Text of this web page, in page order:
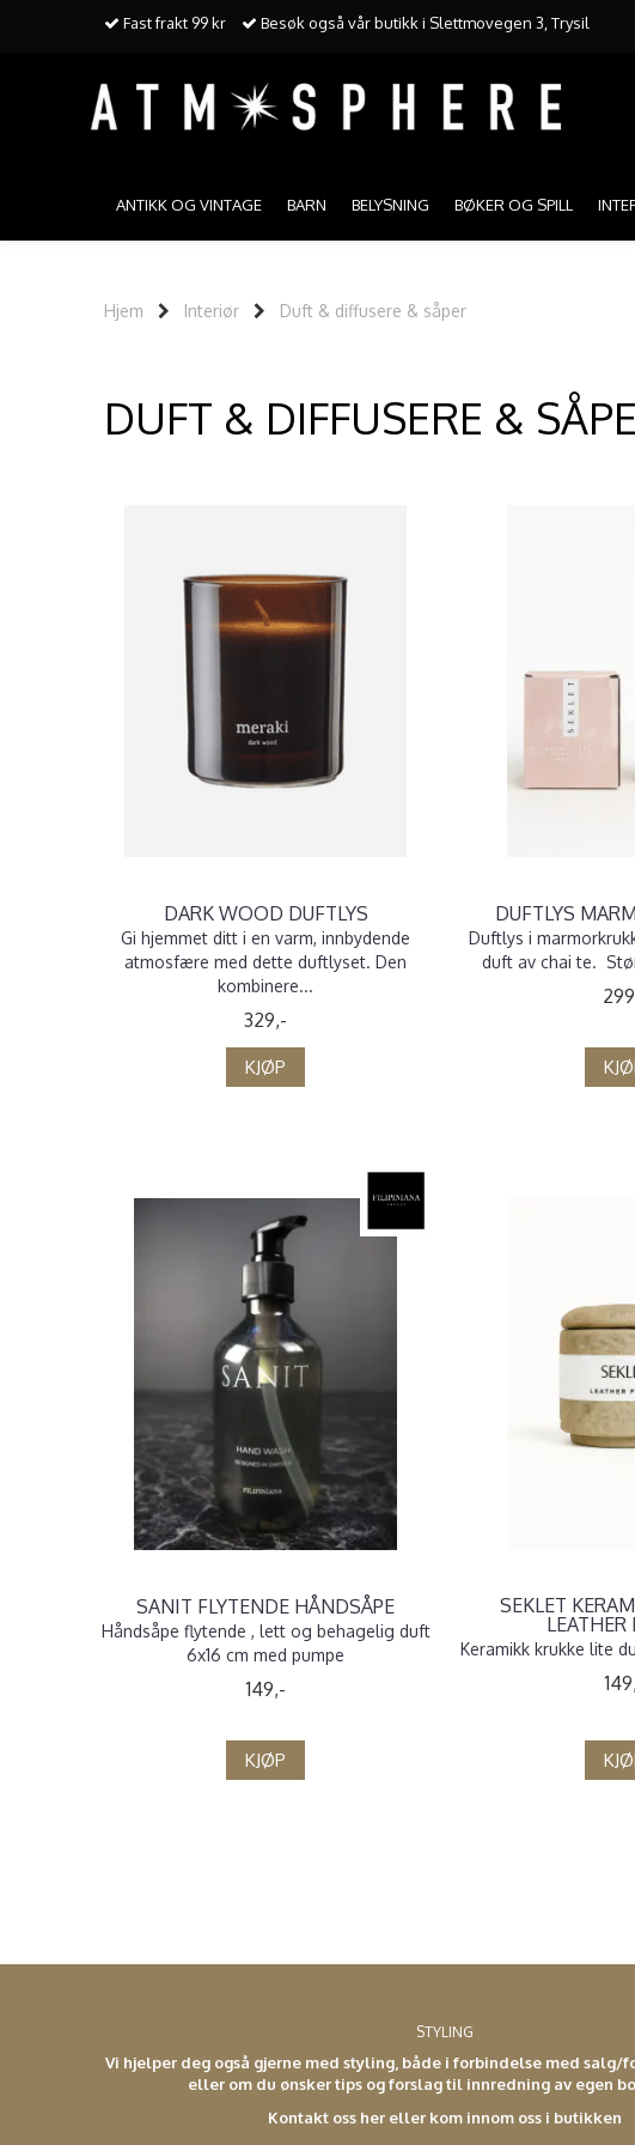
Fast frakt 99 kr Besøk også vår butikk i Slettmovegen 3, Trysil
ANTIKK OG VINTAGE BARN BELYSNING BØKER OG SPILL
Hjem Interiør Duft & diffusere & såper
DUFT & DIFFUSERE &
DARK WOOD DUFTLYS
Gi hjemmet ditt i en varm, innbydende
atmosfære med dette duftlyset. Den
kombinere...
329,-
KJØP
DUFTLYS
Duftlys i
duft av chai te.
SANIT FLYTENDE HÅNDSÅPE
Håndsåpe flytende , lett og behagelig duft
6x16 cm med pumpe
149,-
KJØP
SEKLET
LEATHER
Keramikk krukke lite
STYLING
Vi hjelper deg også gjerne med styling, både i forbindelse med salg/
eller om du ønsker tips og forslag til innredning av egen
Kontakt oss her eller kom innom oss i butikken